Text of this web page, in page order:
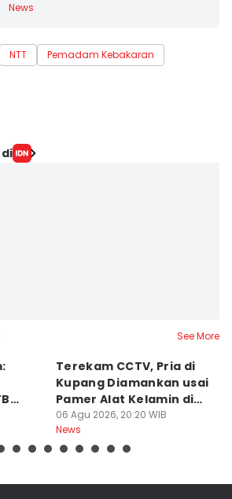
News
NTT
Pemadam Kebakaran
See More
Terekam CCTV, Pria di
Kupang Diamankan usai
Pamer Alat Kelamin di
Kios
06 Agu 2026, 20:20 WIB
News